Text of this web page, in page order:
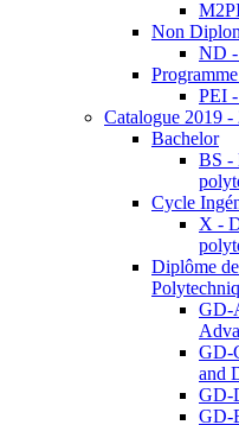
Non
ND
PEI
Catalogue 2019 -
Bachelor
BS -
Cycle
X -
Diplôme
GD-
GD-
and
GD-
GD-